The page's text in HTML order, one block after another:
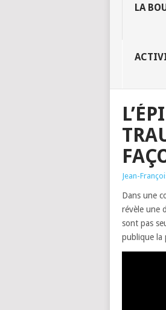
LA
Jean-
Dans une
révèle une
sont pas
publique la